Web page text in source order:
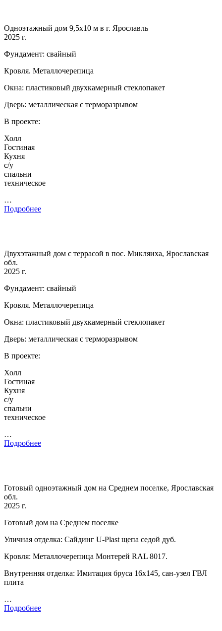
Одноэтажный дом 9,5х10 м в г. Ярославль
2025 г.
Фундамент: свайный
Кровля. Металлочерепица
Окна: пластиковый двухкамерный стеклопакет
Дверь: металлическая с терморазрывом
В проекте:
Холл
Гостиная
Кухня
с/у
спальни
техническое
…
Подробнее
Двухэтажный дом с террасой в пос. Микляиха, Ярославская
обл.
2025 г.
Фундамент: свайный
Кровля. Металлочерепица
Окна: пластиковый двухкамерный стеклопакет
Дверь: металлическая с терморазрывом
В проекте:
Холл
Гостиная
Кухня
с/у
спальни
техническое
…
Подробнее
Готовый одноэтажный дом на Среднем поселке, Ярославская
обл.
2025 г.
Готовый дом на Среднем поселке
Уличная отделка: Сайдинг U-Plast щепа седой дуб.
Кровля: Металлочерепица Монтерей RAL 8017.
Внутренняя отделка: Имитация бруса 16х145, сан-узел ГВЛ
плита
…
Подробнее